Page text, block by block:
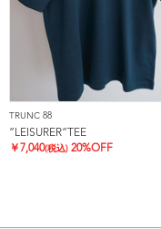
TRUNC 88
”LEISURER”TEE
￥ 7,040(税込) 20%OFF